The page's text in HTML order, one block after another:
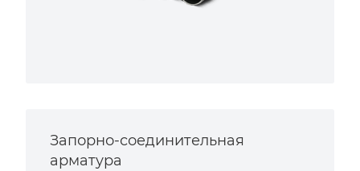
Запорно-соединительная
арматура